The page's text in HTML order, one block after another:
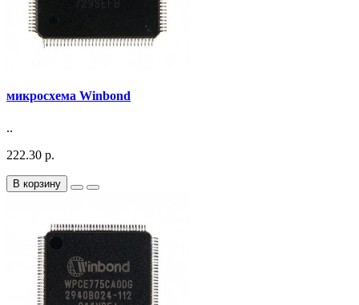
микросхема Winbond
..
222.30 р.
В корзину